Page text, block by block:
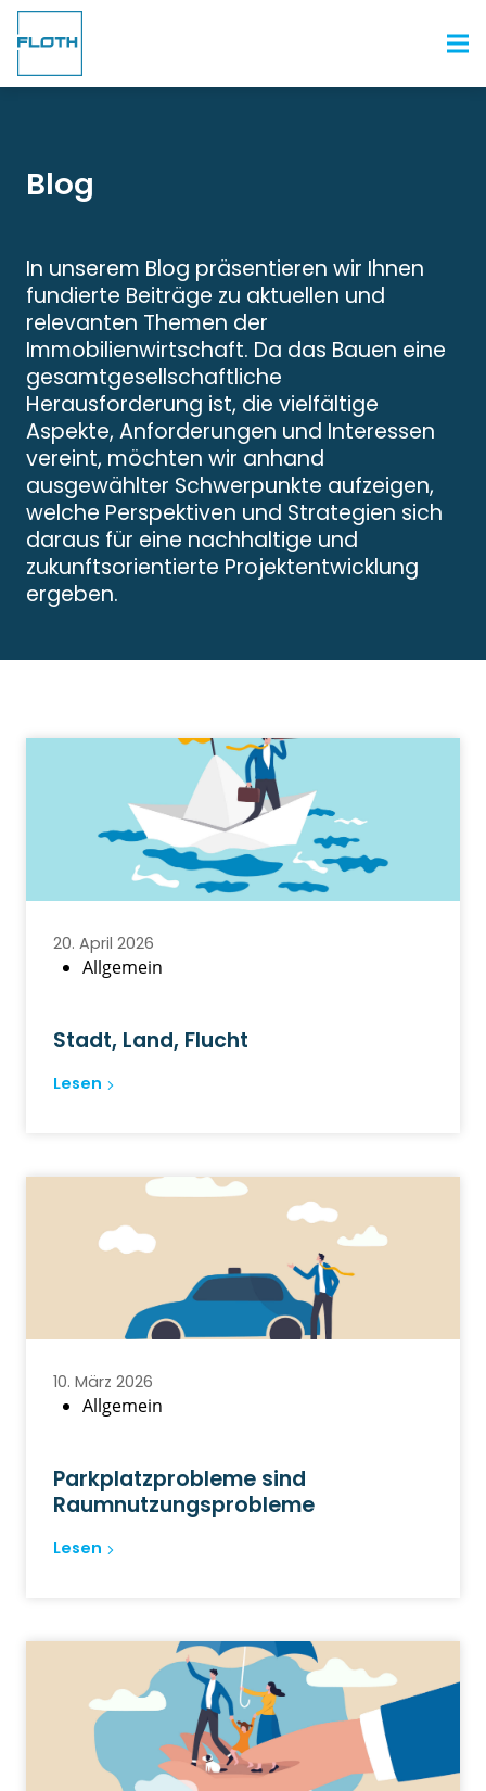
Blog
In unserem Blog präsentieren wir Ihnen
fundierte Beiträge zu aktuellen und
relevanten Themen der
Immobilienwirtschaft. Da das Bauen eine
gesamtgesellschaftliche
Herausforderung ist, die vielfältige
Aspekte, Anforderungen und Interessen
vereint, möchten wir anhand
ausgewählter Schwerpunkte aufzeigen,
welche Perspektiven und Strategien sich
daraus für eine nachhaltige und
zukunftsorientierte Projektentwicklung
ergeben.
20. April 2026
Allgemein
Stadt, Land, Flucht
Lesen
10. März 2026
Allgemein
Parkplatzprobleme sind
Raumnutzungs­probleme
Lesen